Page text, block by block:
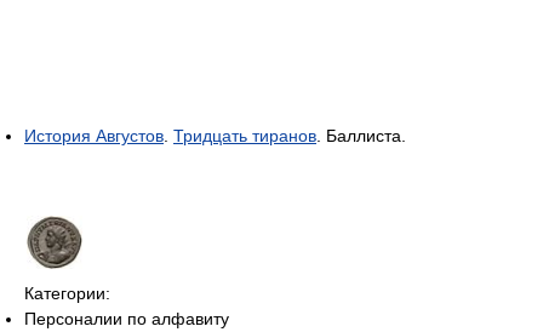
История Августов Тридцать тиранов . Баллиста.
Категории:
Персоналии по алфавиту